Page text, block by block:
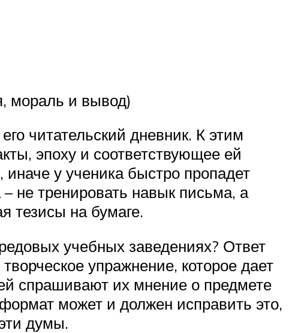
мораль и вывод)
читательский дневник. К этим
эпоху и соответствующее ей
у ученика быстро пропадет
не тренировать навык письма, а
тезисы на бумаге.
учебных заведениях? Ответ
упражнение, которое дает
спрашивают их мнение о предмете
может и должен исправить это,
думы.